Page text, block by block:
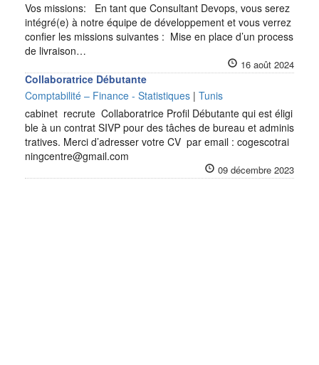
Vos missions: En tant que Consultant Devops, vous serez
intégré(e) à notre équipe de développement et vous verrez
confier les missions suivantes : Mise en place d’un process
de livraison…
16 août 2024
Collaboratrice Débutante
Comptabilité – Finance - Statistiques | Tunis
cabinet recrute Collaboratrice Profil Débutante qui est éligi
ble à un contrat SIVP pour des tâches de bureau et adminis
tratives. Merci d’adresser votre CV par email : cogescotrai
ningcentre@gmail.com
09 décembre 2023